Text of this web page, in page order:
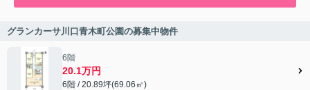
グランカーサ川口青木町公園の募集中物件
6階
20.1万円
6階 / 20.89坪(69.06㎡)